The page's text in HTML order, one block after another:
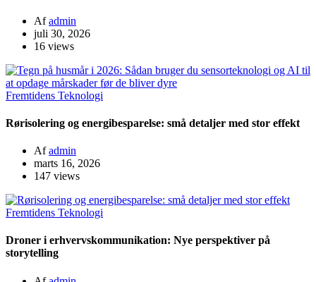
Afadmin
juli 30, 2026
16 views
Fremtidens Teknologi
Rørisolering og energibesparelse: små detaljer med stor effekt
Afadmin
marts 16, 2026
147 views
Fremtidens Teknologi
Droner i erhvervskommunikation: Nye perspektiver på
storytelling